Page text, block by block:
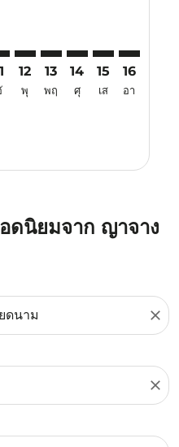
12
พุ
13
พฤ
14
ศุ
15
เส
16
อา
ดนิยมจาก ญาจาง
close
close